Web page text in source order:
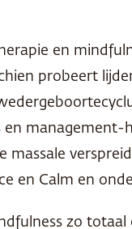
en
probeert
en
massale
en Calm en
zo